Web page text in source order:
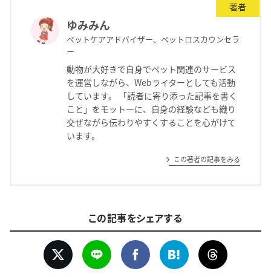
著者
ゆみみん
ペットケアアドバイザー、ペットロスカウンセラ
ー
動物が大好きで自身でペット関連のサービス
を運営しながら、Webライターとしても活動
しています。 「読者に寄り添った記事を書く
こと」をモットーに、自身の経験なども織り
交ぜながら伝わりやすくすることを心がけて
います。
この著者の記事をみる
この記事をシェアする